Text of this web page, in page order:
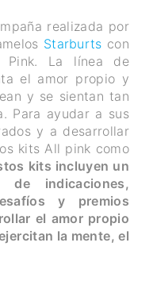
realizada por
Starburts con
Pink. La línea de
el amor propio y
y se sientan tan
Para ayudar a sus
y a desarrollar
kits All pink como
kits incluyen un
indicaciones,
y premios
el amor propio
la mente, el